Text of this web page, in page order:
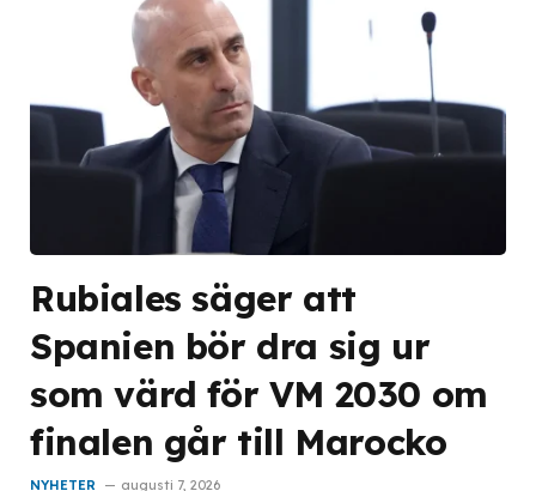
Rubiales säger att
Spanien bör dra sig ur
som värd för VM 2030 om
finalen går till Marocko
NYHETER augusti 7, 2026